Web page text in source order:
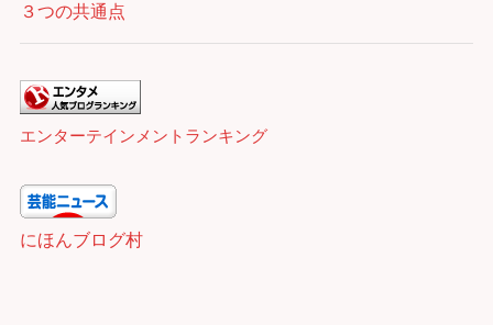
３つの共通点
エンターテインメントランキング
にほんブログ村